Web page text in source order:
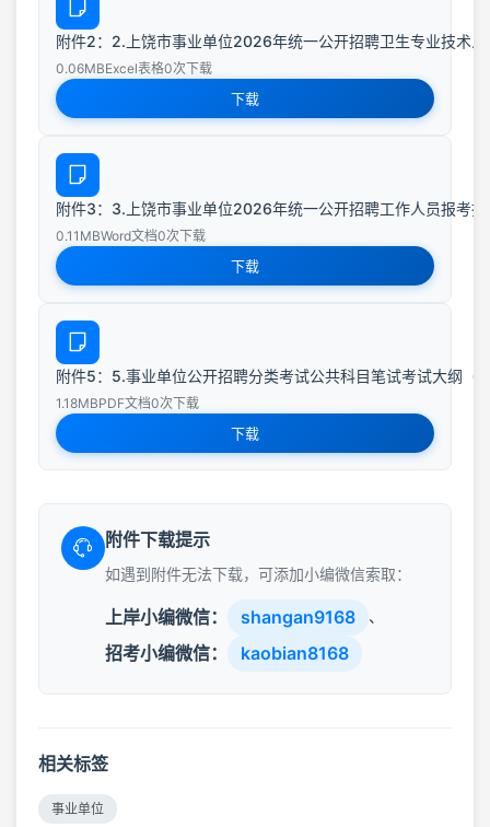
附件2：2.上饶市事业单位2026年统一公开招聘卫生专业技术
0.06MBExcel表格0次下载
下载
附件3：3.上饶市事业单位2026年统一公开招聘工作人员报考指
0.11MBWord文档0次下载
下载
附件5：5.事业单位公开招聘分类考试公共科目笔试考试大纲（
1.18MBPDF文档0次下载
下载
附件下载提示
如遇到附件无法下载，可添加小编微信索取：
上岸小编微信： shangan9168 、
招考小编微信： kaobian8168
相关标签
事业单位